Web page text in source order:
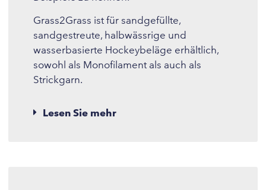
Grass2Grass ist für sandgefüllte,
sandgestreute, halbwässrige und
wasserbasierte Hockeybeläge erhältlich,
sowohl als Monofilament als auch als
Strickgarn.
Lesen Sie mehr